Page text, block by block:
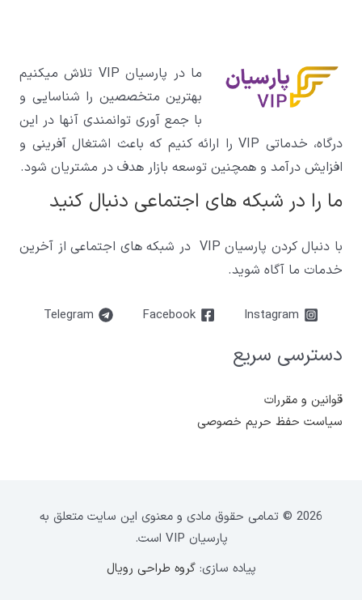
ما در پارسیان VIP تلاش میکنیم
بهترین متخصصین را شناسایی و
با جمع آوری توانمندی آنها در این
درگاه، خدماتی VIP را ارائه کنیم که باعث اشتغال آفرینی و
افزایش درآمد و همچنین توسعه بازار هدف در مشتریان شود.
ما را در شبکه های اجتماعی دنبال کنید
با دنبال کردن پارسیان VIP در شبکه های اجتماعی از آخرین
خدمات ما آگاه شوید.
Instagram
Facebook
Telegram
دسترسی سریع
قوانین و مقررات
سیاست حفظ حریم خصوصی
2026 © تمامی حقوق مادی و معنوی این سایت متعلق به
پارسیان VIP است.
پیاده سازی:گروه طراحی رویال